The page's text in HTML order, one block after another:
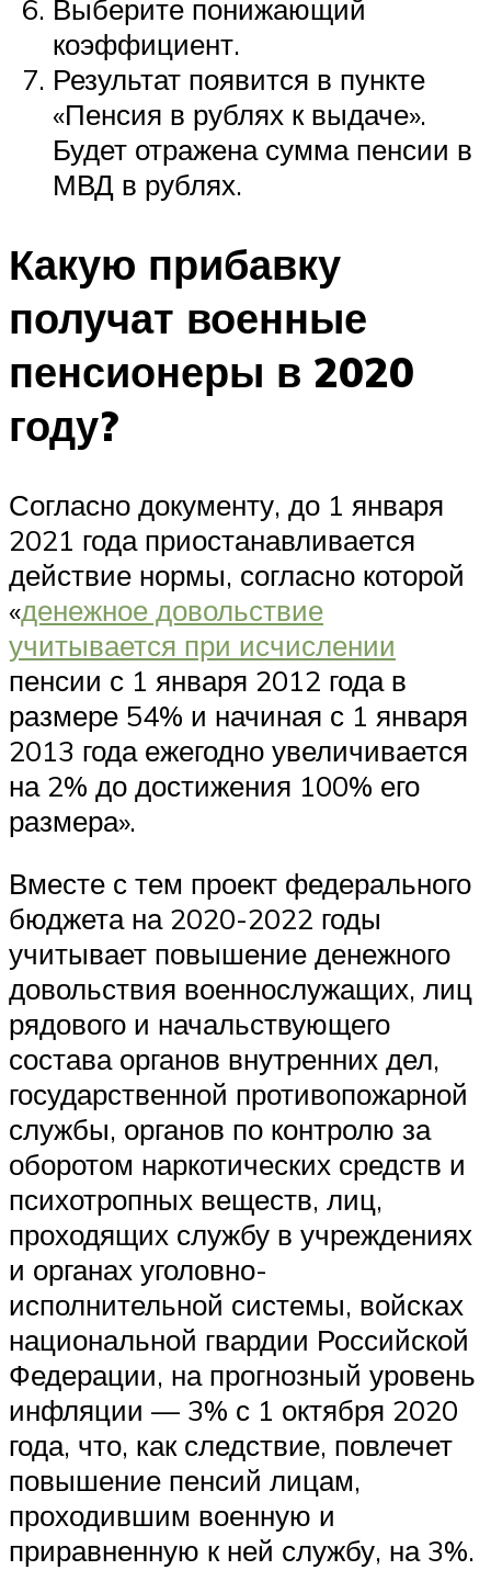
Выберите понижающий
коэффициент.
Результат появится в пункте
«Пенсия в рублях к выдаче».
Будет отражена сумма пенсии в
МВД в рублях.
Какую прибавку
получат военные
пенсионеры в 2020
году?
Согласно документу, до 1 января
2021 года приостанавливается
действие нормы, согласно которой
«денежное довольствие
учитывается при исчислении
пенсии с 1 января 2012 года в
размере 54% и начиная с 1 января
2013 года ежегодно увеличивается
на 2% до достижения 100% его
размера».
Вместе с тем проект федерального
бюджета на 2020-2022 годы
учитывает повышение денежного
довольствия военнослужащих, лиц
рядового и начальствующего
состава органов внутренних дел,
государственной противопожарной
службы, органов по контролю за
оборотом наркотических средств и
психотропных веществ, лиц,
проходящих службу в учреждениях
и органах уголовно-
исполнительной системы, войсках
национальной гвардии Российской
Федерации, на прогнозный уровень
инфляции — 3% с 1 октября 2020
года, что, как следствие, повлечет
повышение пенсий лицам,
проходившим военную и
приравненную к ней службу, на 3%.